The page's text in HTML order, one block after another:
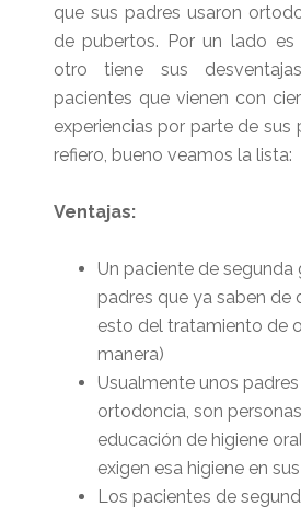
que sus padres usaron
de pubertos. Por un lado
otro tiene sus
pacientes que vienen con
experiencias por parte de sus
refiero, bueno veamos la lista:
Ventajas:
Un paciente de segunda
padres que ya saben de
esto del tratamiento de
manera)
Usualmente unos
ortodoncia, son
educación de higiene
exigen esa higiene en
Los pacientes de